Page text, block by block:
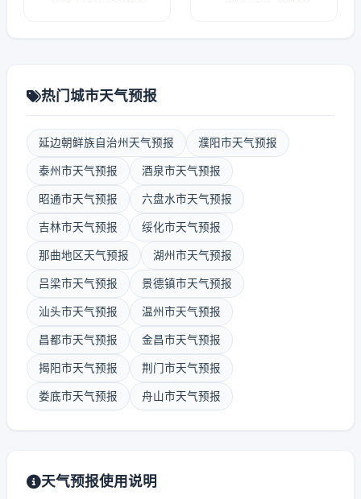
热门城市天气预报
延边朝鲜族自治州天气预报 濮阳市天气预报
泰州市天气预报 酒泉市天气预报
昭通市天气预报 六盘水市天气预报
吉林市天气预报 绥化市天气预报
那曲地区天气预报 湖州市天气预报
吕梁市天气预报 景德镇市天气预报
汕头市天气预报 温州市天气预报
昌都市天气预报 金昌市天气预报
揭阳市天气预报 荆门市天气预报
娄底市天气预报 舟山市天气预报
天气预报使用说明